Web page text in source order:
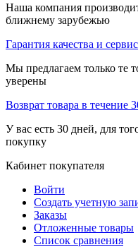
Наша компания
ближнему зарубежью
Гарантия качества и
Мы предлагаем только те
уверены
Возврат товара в течение
У вас есть 30 дней, для
покупку
Кабинет покупателя
Войти
Создать учетную
Заказы
Отложенные товары
Список сравнения